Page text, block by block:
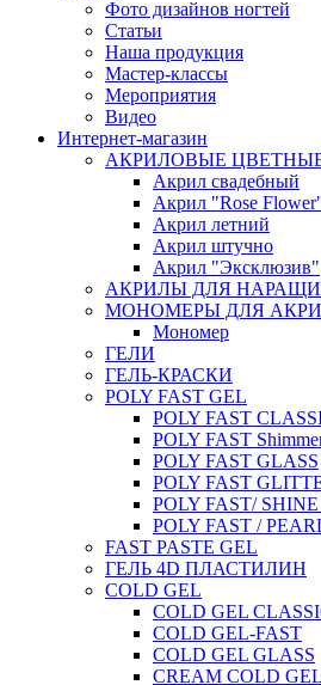
Фото дизайнов ногтей
Статьи
Наша продукция
Мастер-классы
Мероприятия
Видео
Интернет-магазин
АКРИЛОВЫЕ
Акрил свадебный
Акрил "Rose
Акрил летний
Акрил штучно
Акрил "Эксклюзив"
АКРИЛЫ ДЛЯ
МОНОМЕРЫ ДЛЯ
Мономер
ГЕЛИ
ГЕЛЬ-КРАСКИ
POLY FAST GEL
POLY FAST
POLY FAST
POLY FAST GLASS
POLY FAST
POLY FAST/
POLY FAST /
FAST PASTE GEL
ГЕЛЬ 4D ПЛАСТИЛИН
COLD GEL
COLD GEL
COLD GEL-FAST
COLD GEL GLASS
CREAM COLD GEL